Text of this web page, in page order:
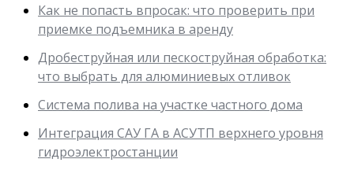
Как не попасть впросак: что проверить при
приемке подъемника в аренду
Дробеструйная или пескоструйная обработка:
что выбрать для алюминиевых отливок
Система полива на участке частного дома
Интеграция САУ ГА в АСУТП верхнего уровня
гидроэлектростанции